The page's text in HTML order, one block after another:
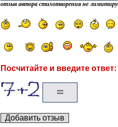
отзыв автора стихотворения не
Посчитайте и введите ответ: